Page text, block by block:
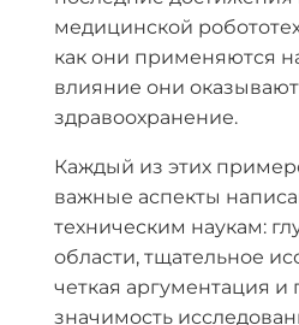
медицинской
как они применяются
влияние они
здравоохранение.
Каждый из этих
важные аспекты
техническим наукам:
области, тщательное
четкая аргументация и
значимость